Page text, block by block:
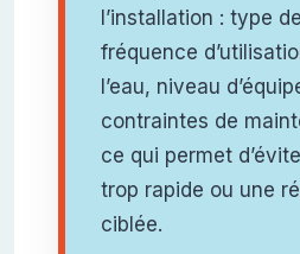
l’installation : type
fréquence
l’eau, niveau
contraintes de
ce qui permet
trop rapide ou une
ciblée.